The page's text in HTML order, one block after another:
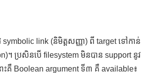
symbolic link (និមិត្តសញ្ញា) ពី target ទៅកាន់
។ ប្រសិនបើ filesystem មិនបាន support នូវ
ះគឺ Boolean argument ទី៣ គឺ available៖